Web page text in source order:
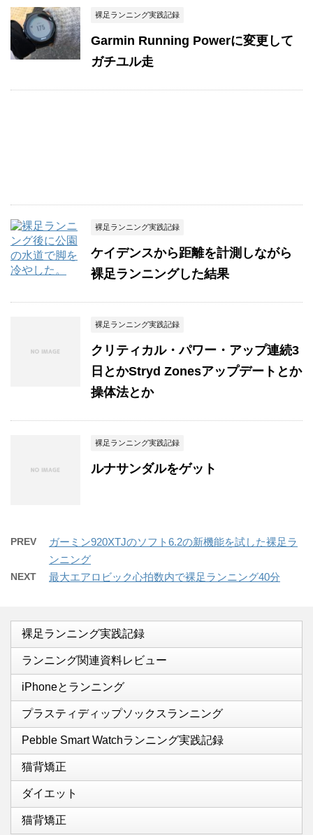
裸足ランニング実践記録
Garmin Running Powerに変更して
ガチユル走
裸足ランニング実践記録
ケイデンスから距離を計測しながら
裸足ランニングした結果
裸足ランニング実践記録
クリティカル・パワー・アップ連続3
日とかStryd Zonesアップデートとか
操体法とか
裸足ランニング実践記録
ルナサンダルをゲット
PREV
ガーミン920XTJのソフト6.2の新機能を試した裸足ラ
ンニング
NEXT 最大エアロビック心拍数内で裸足ランニング40分
裸足ランニング実践記録
ランニング関連資料レビュー
iPhoneとランニング
プラスティディップソックスランニング
Pebble Smart Watchランニング実践記録
猫背矯正
ダイエット
猫背矯正